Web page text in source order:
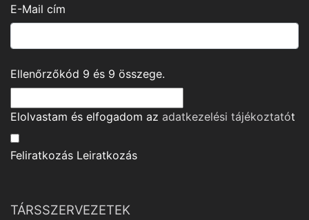
E-Mail cím
Ellenőrzőkód 9 és 9 összege.
Elolvastam és elfogadom az adatkezelési tájékoztatót
Feliratkozás Leiratkozás
TÁRSSZERVEZETEK